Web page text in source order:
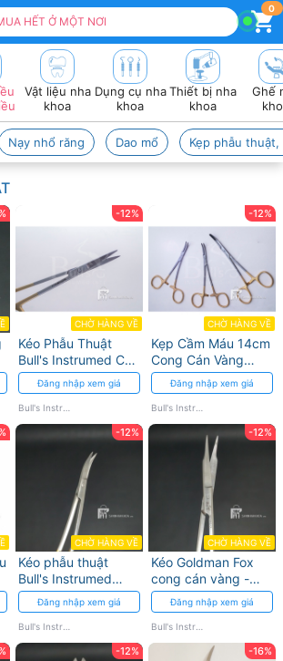
HẾT Ở MỘT NƠI
0
Vật liệu nha
khoa
Dụng cụ nha
khoa
Thiết bị nha
khoa
Ghế
Nạy nhổ răng Dao mổ Kẹp phẫu thuật,
-12%
CHỜ HÀNG VỀ
Kéo Phẫu Thuật
Bull's Instrumed Cán
Vàng Chính Xác Cao
(thẳng)
Đăng nhập xem giá
Bull's Instrumed
-12%
CHỜ HÀNG VỀ
Kẹp Cầm Máu 14cm
Cong Cán Vàng
Bull's Instrumed
Đăng nhập xem giá
Bull's Instrumed
-12%
CHỜ HÀNG VỀ
Kéo phẫu thuật
Bull's Instrumed
cong lưỡi thép
không gỉ mạ vàng
Đăng nhập xem giá
Bull's Instrumed
-12%
CHỜ HÀNG VỀ
Kéo Goldman Fox
cong cán vàng -
Bull's Instrumed
Đăng nhập xem giá
Bull's Instrumed
-12% -16%